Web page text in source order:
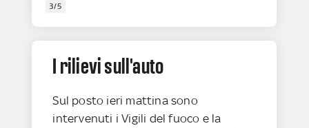
3/5
I rilievi sull'auto
Sul posto ieri mattina sono
intervenuti i Vigili del fuoco e la